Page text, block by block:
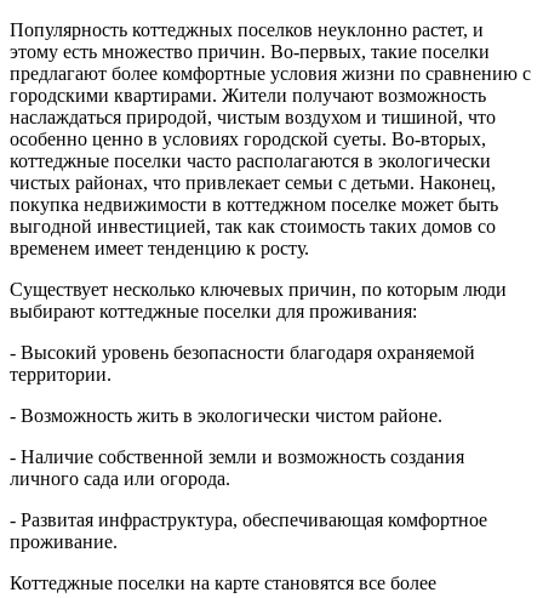
Популярность коттеджных поселков неуклонно растет, и
этому есть множество причин. Во-первых, такие поселки
предлагают более комфортные условия жизни по сравнению с
городскими квартирами. Жители получают возможность
наслаждаться природой, чистым воздухом и тишиной, что
особенно ценно в условиях городской суеты. Во-вторых,
коттеджные поселки часто располагаются в экологически
чистых районах, что привлекает семьи с детьми. Наконец,
покупка недвижимости в коттеджном поселке может быть
выгодной инвестицией, так как стоимость таких домов со
временем имеет тенденцию к росту.
Существует несколько ключевых причин, по которым люди
выбирают коттеджные поселки для проживания:
- Высокий уровень безопасности благодаря охраняемой
территории.
- Возможность жить в экологически чистом районе.
- Наличие собственной земли и возможность создания
личного сада или огорода.
- Развитая инфраструктура, обеспечивающая комфортное
проживание.
Коттеджные поселки на карте становятся все более